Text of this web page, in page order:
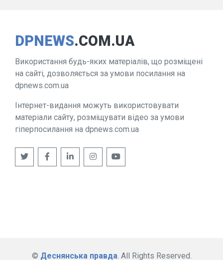
DPNEWS.COM.UA
Використання будь-яких матеріалів, що розміщені
на сайті, дозволяється за умови посилання на
dpnews.com.ua
Інтернет-видання можуть використовувати
матеріали сайту, розміщувати відео за умови
гіперпосилання на dpnews.com.ua
© Деснянська правда. All Rights Reserved.